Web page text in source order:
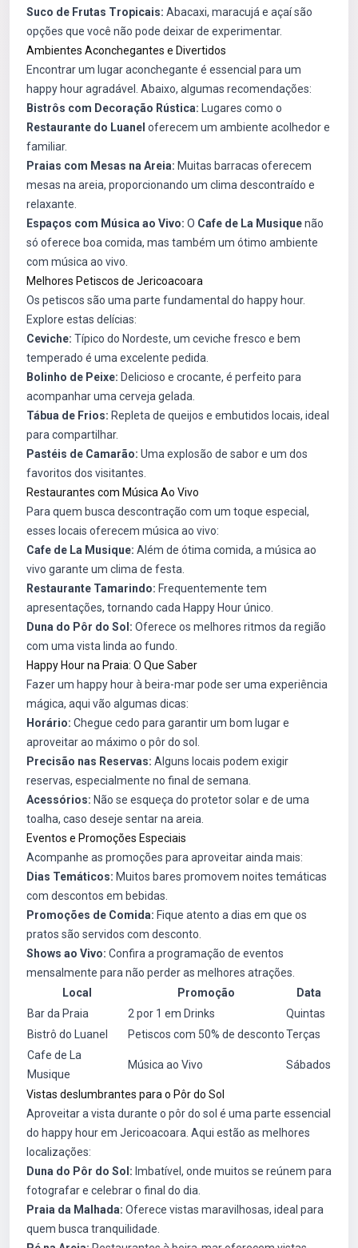
Suco de Frutas Tropicais: Abacaxi, maracujá e açaí são
opções que você não pode deixar de experimentar.
Ambientes Aconchegantes e Divertidos
Encontrar um lugar aconchegante é essencial para um
happy hour agradável. Abaixo, algumas recomendações:
Bistrôs com Decoração Rústica: Lugares como o
Restaurante do Luanel oferecem um ambiente acolhedor e
familiar.
Praias com Mesas na Areia: Muitas barracas oferecem
mesas na areia, proporcionando um clima descontraído e
relaxante.
Espaços com Música ao Vivo: O Cafe de La Musiquenão
só oferece boa comida, mas também um ótimo ambiente
com música ao vivo.
Melhores Petiscos de Jericoacoara
Os petiscos são uma parte fundamental do happy hour.
Explore estas delícias:
Ceviche: Típico do Nordeste, um ceviche fresco e bem
temperado é uma excelente pedida.
Bolinho de Peixe: Delicioso e crocante, é perfeito para
acompanhar uma cerveja gelada.
Tábua de Frios: Repleta de queijos e embutidos locais, ideal
para compartilhar.
Pastéis de Camarão: Uma explosão de sabor e um dos
favoritos dos visitantes.
Restaurantes com Música Ao Vivo
Para quem busca descontração com um toque especial,
esses locais oferecem música ao vivo:
Cafe de La Musique: Além de ótima comida, a música ao
vivo garante um clima de festa.
Restaurante Tamarindo: Frequentemente tem
apresentações, tornando cada Happy Hour único.
Duna do Pôr do Sol: Oferece os melhores ritmos da região
com uma vista linda ao fundo.
Happy Hour na Praia: O Que Saber
Fazer um happy hour à beira-mar pode ser uma experiência
mágica, aqui vão algumas dicas:
Horário: Chegue cedo para garantir um bom lugar e
aproveitar ao máximo o pôr do sol.
Precisão nas Reservas: Alguns locais podem exigir
reservas, especialmente no final de semana.
Acessórios: Não se esqueça do protetor solar e de uma
toalha, caso deseje sentar na areia.
Eventos e Promoções Especiais
Acompanhe as promoções para aproveitar ainda mais:
Dias Temáticos: Muitos bares promovem noites temáticas
com descontos em bebidas.
Promoções de Comida: Fique atento a dias em que os
pratos são servidos com desconto.
Shows ao Vivo: Confira a programação de eventos
mensalmente para não perder as melhores atrações.
Local
Promoção
Data
Bar da Praia
2 por 1 em Drinks
Quintas
Bistrô do Luanel
Petiscos com 50% de descontoTerças
Cafe de La
Musique
Música ao Vivo Sábados
Vistas deslumbrantes para o Pôr do Sol
Aproveitar a vista durante o pôr do sol é uma parte essencial
do happy hour em Jericoacoara. Aqui estão as melhores
localizações:
Duna do Pôr do Sol: Imbatível, onde muitos se reúnem para
fotografar e celebrar o final do dia.
Praia da Malhada: Oferece vistas maravilhosas, ideal para
quem busca tranquilidade.